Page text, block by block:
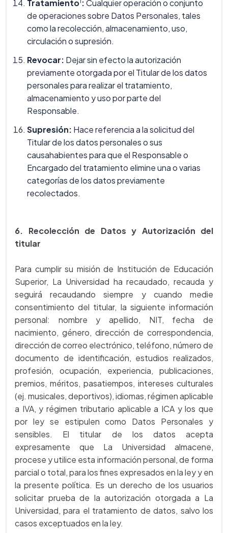
Tratamiento :Cualquier operación o conjunto
de operaciones sobre Datos Personales, tales
como la recolección, almacenamiento, uso,
circulación o supresión.
Revocar: Dejar sin efecto la autorización
previamente otorgada por el Titular de los datos
personales para realizar el tratamiento,
almacenamiento y uso por parte del
Responsable.
Supresión: Hace referencia a la solicitud del
Titular de los datos personales o sus
causahabientes para que el Responsable o
Encargado del tratamiento elimine una o varias
categorías de los datos previamente
recolectados.
6. Recolección de Datos y Autorización del
titular
Para cumplir su misión de Institución de Educación
Superior, La Universidad ha recaudado, recauda y
seguirá recaudando siempre y cuando medie
consentimiento del titular, la siguiente información
personal: nombre y apellido, NIT, fecha de
nacimiento, género, dirección de correspondencia,
dirección de correo electrónico, teléfono, número de
documento de identificación, estudios realizados,
profesión, ocupación, experiencia, publicaciones,
premios, méritos, pasatiempos, intereses culturales
(ej. musicales, deportivos), idiomas, régimen aplicable
a IVA, y régimen tributario aplicable a ICA y los que
por ley se estipulen como Datos Personales y
sensibles. El titular de los datos acepta
expresamente que La Universidad almacene,
procese y utilice esta información personal, de forma
parcial o total, para los fines expresados en la ley y en
la presente política. Es un derecho de los usuarios
solicitar prueba de la autorización otorgada a La
Universidad, para el tratamiento de datos, salvo los
casos exceptuados en la ley.